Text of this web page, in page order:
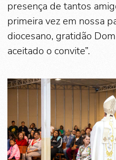
presença de tantos
primeira vez em nossa
diocesano, gratidão
aceitado o convite”.